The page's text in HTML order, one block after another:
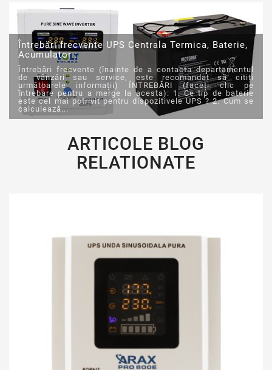
Întrebări frecvente UPS Centrala Termica, Baterie,
Acumulator :
Întrebări frecvente (înainte de a contacta departamentul
de vânzări sau service, este recomandat să citiți
următoarele informații) ÎNTREBĂRI (faceți clic pe
întrebare pentru a merge la acesta): 1. Ce tip de baterie
este cel mai potrivit pentru dispozitivele UPS ? 2. Cum se
calculează...
ARTICOLE BLOG
RELATIONATE